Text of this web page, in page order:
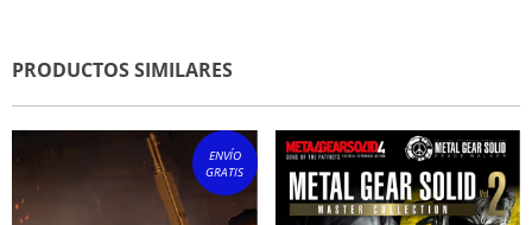
PRODUCTOS SIMILARES
ENVÍO
GRATIS